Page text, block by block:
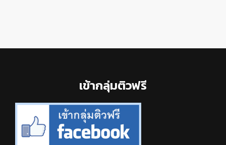
เข้ากลุ่มติวฟรี